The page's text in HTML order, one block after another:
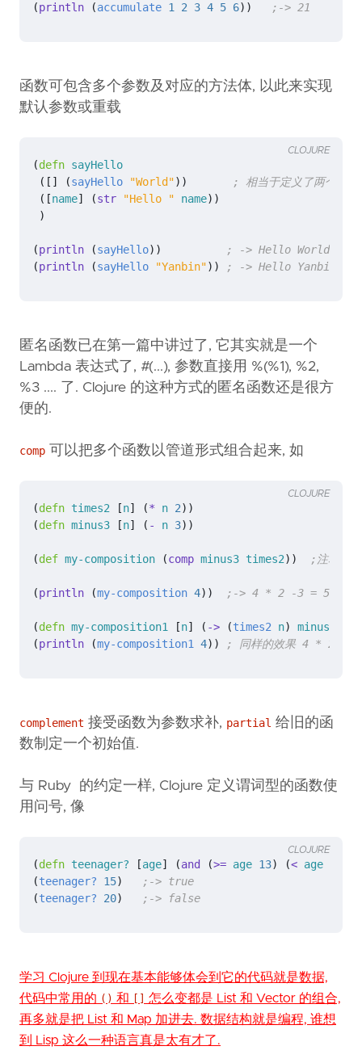
(println (accumulate 1 2 3 4 5 6)) ;-> 21
函数可包含多个参数及对应的方法体, 以此来实现
默认参数或重载
(defn sayHello
([]
(sayHello "World"))
; 相当于定义了两个函
([name] (str "Hello " name))
)
(println (sayHello))
; -> Hello World
(println (sayHello "Yanbin")) ; -> Hello Yanbin
CLOJURE
匿名函数已在第一篇中讲过了, 它其实就是一个
Lambda 表达式了, #(...), 参数直接用 %(%1), %2,
%3 .... 了. Clojure 的这种方式的匿名函数还是很方
便的.
comp 可以把多个函数以管道形式组合起来, 如
(defn times2 [n] (* n 2))
(defn minus3 [n] ( - n 3))
(def my-composition (comp minus3 times2)) ;注释 用
(println (my-composition 4)) ;-> 4 * 2 -3 = 5
(defn my-composition1 [n] ( -> (times2 n) minus3
(println (my-composition1 4)) ; 同样的效果 4 * 2 -
CLOJURE
complement 接受函数为参数求补, partial 给旧的函
数制定一个初始值.
与 Ruby 的约定一样, Clojure 定义谓词型的函数使
用问号, 像
(defn teenager? [age] (and (>= age 13) (< age
(teenager? 15)
;-> true
(teenager? 20) ;-> false
CLOJURE
学习 Clojure 到现在基本能够体会到它的代码就是数据,
代码中常用的 () 和
怎么变都是 List 和 Vector 的组合,
再多就是把 List 和 Map 加进去. 数据结构就是编程, 谁想
到 Lisp 这么一种语言真是太有才了.